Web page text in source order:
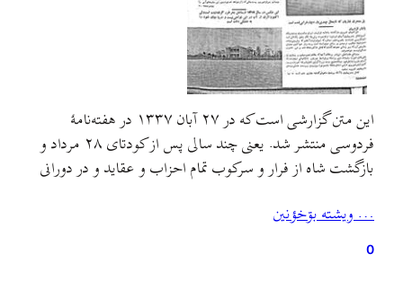
این متن گزارشی است که در ۲۷ آبان ۱۳۳۷ در هفته‌نامهٔ
فردوسی منتشر شد. یعنی چند سالی پس از کودتای ۲۸ مرداد و
بازگشت شاه از فرار و سرکوب تمام احزاب و عقايد و در دورانی
مشورتی کشوری و لشکری ایران حضور و نظارت
داشتند.هفته‌نامهٔ…
… ويشته بۊخؤنين
0